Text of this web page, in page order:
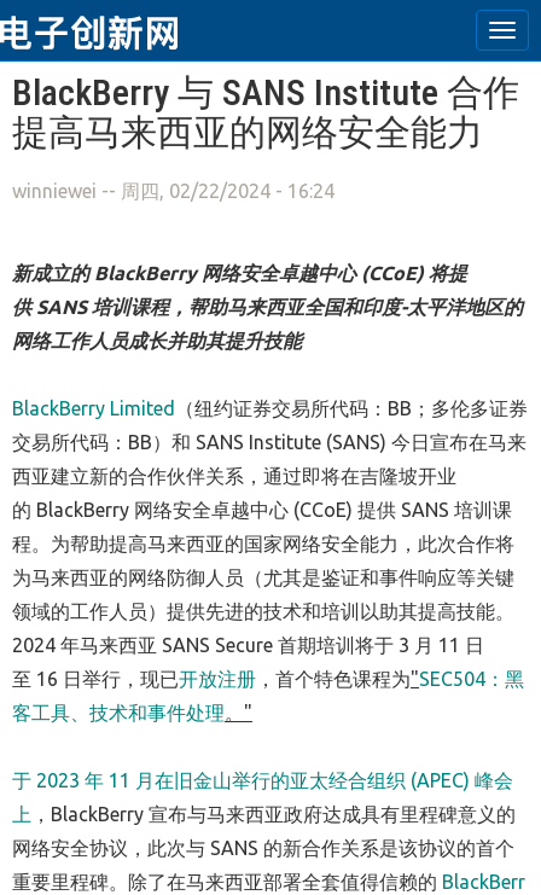
跳转到主要内容
BlackBerry 与 SANS Institute 合作
提高马来西亚的网络安全能力
winniewei -- 周四, 02/22/2024 - 16:24
新成立的BlackBerry网络安全卓越中心(CCoE)将提
供SANS培训课程，帮助马来西亚全国和印度-太平洋地区的
网络工作人员成长并助其提升技能
BlackBerry Limited
（纽约证券交易所代码：BB；多伦多证券
交易所代码：BB）和 SANS Institute (SANS) 今日宣布在马来
西亚建立新的合作伙伴关系，通过即将在吉隆坡开业
的 BlackBerry 网络安全卓越中心 (CCoE) 提供 SANS 培训课
程。为帮助提高马来西亚的国家网络安全能力，此次合作将
为马来西亚的网络防御人员（尤其是鉴证和事件响应等关键
领域的工作人员）提供先进的技术和培训以助其提高技能。
2024 年马来西亚 SANS Secure 首期培训将于 3 月 11 日
至 16 日举行，现已开放注册 ，首个特色课程为"SEC504：黑
客工具、技术和事件处理。 "
于 2023 年 11 月在旧金山举行的亚太经合组织 (APEC) 峰会
上 ，BlackBerry 宣布与马来西亚政府达成具有里程碑意义的
网络安全协议，此次与 SANS 的新合作关系是该协议的首个
重要里程碑。除了在马来西亚部署全套值得信赖的 BlackBerr